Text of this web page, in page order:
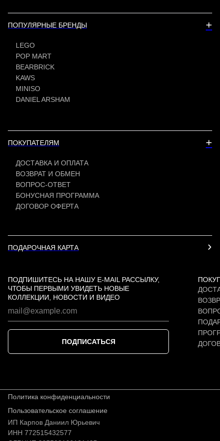
ПОПУЛЯРНЫЕ БРЕНДЫ +
LEGO
POP MART
BEARBRICK
KAWS
MINISO
DANIEL ARSHAM
ПОКУПАТЕЛЯМ +
ДОСТАВКА И ОПЛАТА
ВОЗВРАТ И ОБМЕН
ВОПРОС-ОТВЕТ
БОНУСНАЯ ПРОГРАММА
ДОГОВОР ОФЕРТА
ПОДАРОЧНАЯ КАРТА
ПОДПИШИТЕСЬ НА НАШУ E-MAIL РАССЫЛКУ,
ЧТОБЫ ПЕРВЫМИ УВИДЕТЬ НОВЫЕ
КОЛЛЕКЦИИ, НОВОСТИ И ВИДЕО
ПОДПИСАТЬСЯ
ИП Карпов Даниил Юрьевич
ИНН 772515432577
Политика конфиденциальности
Пользовательское соглашение